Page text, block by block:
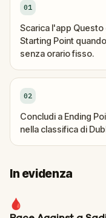
01
Scarica l'app
Starting Point
senza orario fisso.
02
Concludi a Ending
nella classifica di
In evidenza